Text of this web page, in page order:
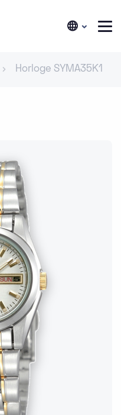
Horloge SYMA35K1